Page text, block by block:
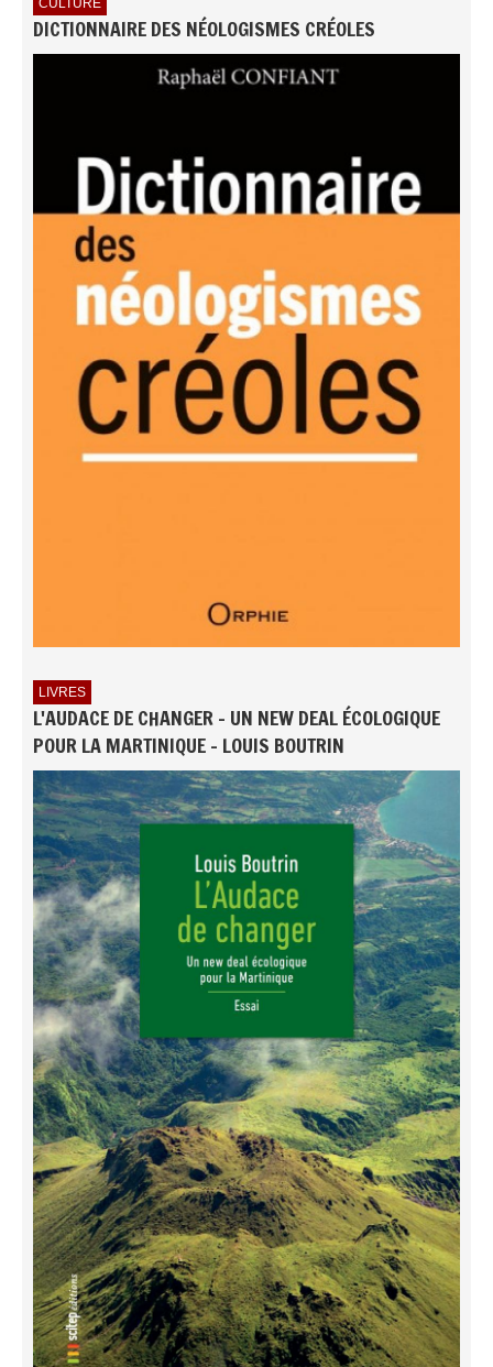
CULTURE
DICTIONNAIRE DES NÉOLOGISMES CRÉOLES
LIVRES
L'AUDACE DE CHANGER - UN NEW DEAL ÉCOLOGIQUE
POUR LA MARTINIQUE - LOUIS BOUTRIN